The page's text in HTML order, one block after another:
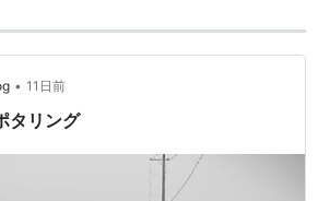
神戸電鉄）粟生線、JR西日本加古川線
• 11日前
タリング